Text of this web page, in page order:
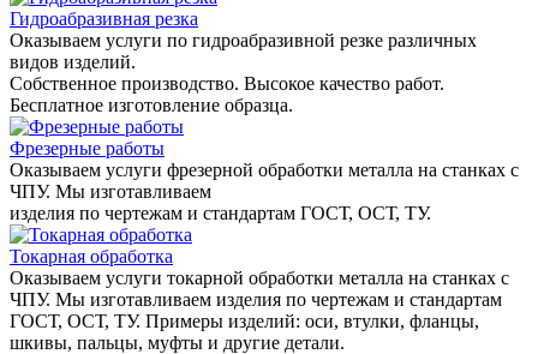
Гидроабразивная резка
Оказываем услуги по гидроабразивной резке различных
видов изделий.
Собственное производство. Высокое качество работ.
Бесплатное изготовление образца.
Фрезерные работы
Оказываем услуги фрезерной обработки металла на станках с
ЧПУ. Мы изготавливаем
изделия по чертежам и стандартам ГОСТ, ОСТ, ТУ.
Токарная обработка
Оказываем услуги токарной обработки металла на станках с
ЧПУ. Мы изготавливаем изделия по чертежам и стандартам
ГОСТ, ОСТ, ТУ. Примеры изделий: оси, втулки, фланцы,
шкивы, пальцы, муфты и другие детали.